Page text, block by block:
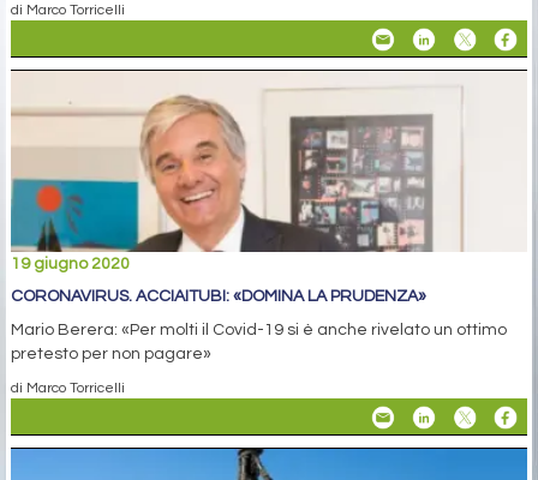
di Marco Torricelli
19 giugno 2020
CORONAVIRUS. ACCIAITUBI: «DOMINA LA PRUDENZA»
Mario Berera: «Per molti il Covid-19 si è anche rivelato un ottimo
pretesto per non pagare»
di Marco Torricelli